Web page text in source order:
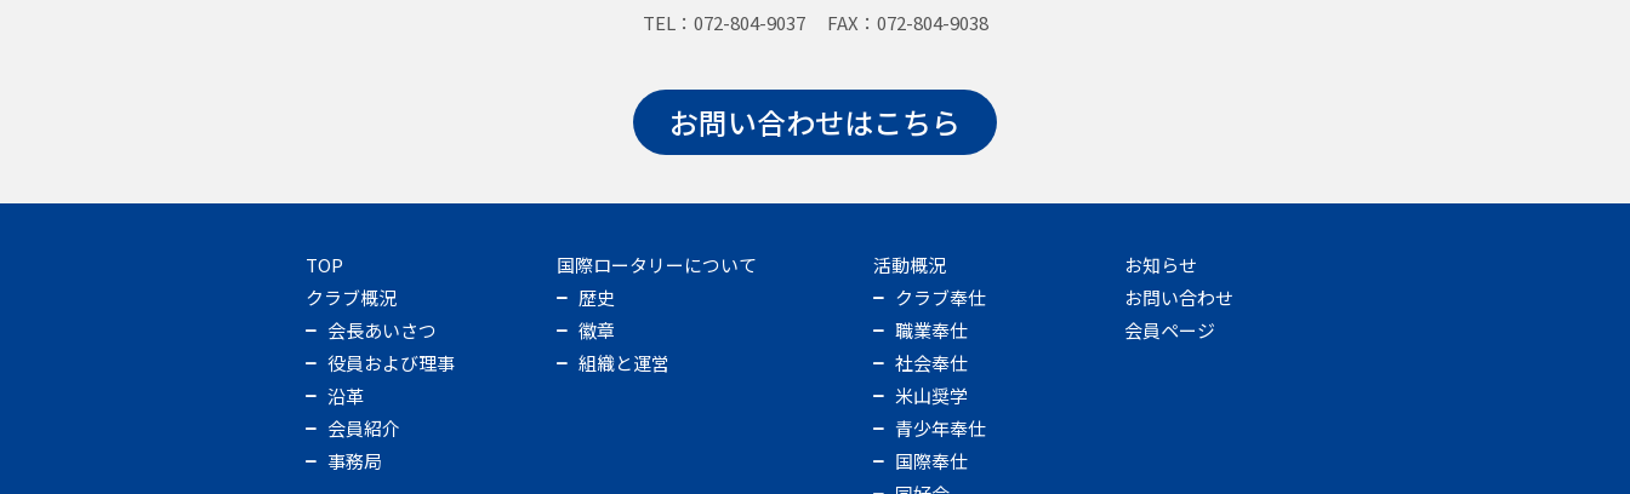
TEL：072-804-9037 FAX：072-804-9038
お問い合わせはこちら
TOP
クラブ概況
会長あいさつ
役員および理事
沿革
会員紹介
事務局
国際ロータリーについて
歴史
徽章
組織と運営
活動概況
クラブ奉仕
職業奉仕
社会奉仕
米山奨学
青少年奉仕
国際奉仕
お知らせ
お問い合わせ
会員ページ